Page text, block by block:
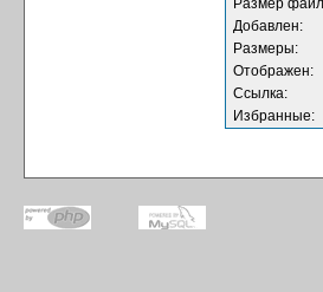
Размер
Добавлен:
Размеры:
Отображен:
Ссылка:
Избранные: